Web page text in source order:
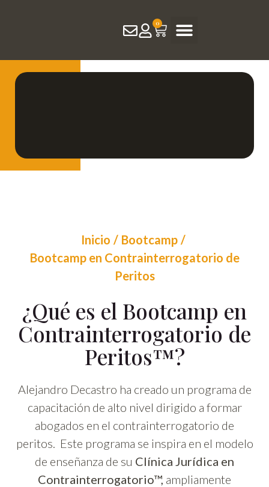
0
Inicio / Bootcamp /
Bootcamp en Contrainterrogatorio de
Peritos
¿Qué es el Bootcamp en
Contrainterrogatorio de
Peritos™?
Alejandro Decastro ha creado un programa de
capacitación de alto nivel dirigido a formar
abogados en el contrainterrogatorio de
peritos. Este programa se inspira en el modelo
de enseñanza de su Clínica Jurídica en
Contrainterrogatorio™, ampliamente